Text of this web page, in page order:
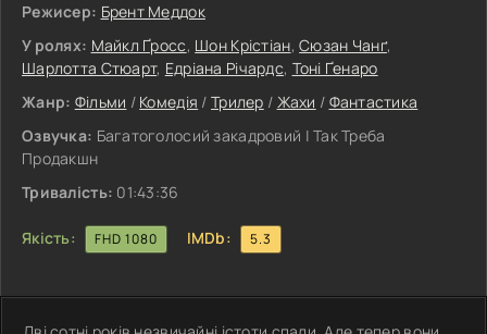
Режисер: Брент Меддок
У ролях: Майкл Ґросс, Шон Крістіан,Сюзан Чанґ,
Шарлотта Стюарт, Едріана Річардс, Тоні Ґенаро
Жанр: Фільми / Комедія /Трилер / Жахи / Фантастика
Озвучка: Багатоголосий закадровий | Так Треба
Продакшн
Тривалість: 01:43:36
Якість: FHD 1080 IMDb: 5.3